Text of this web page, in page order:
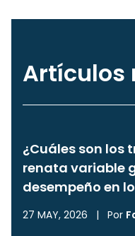
Artículos
¿Cuáles son los
renata variable
desempeño en
27 MAY, 2026 | Por